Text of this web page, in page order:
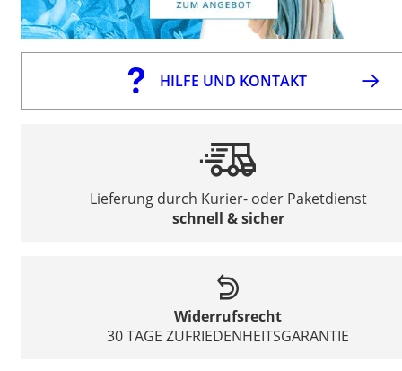
HILFE UND KONTAKT
Lieferung durch Kurier- oder Paketdienst
schnell & sicher
Widerrufsrecht
30 TAGE ZUFRIEDENHEITSGARANTIE